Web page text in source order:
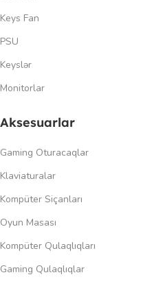
Keys Fan
PSU
Keyslər
Monitorlar
Aksesuarlar
Gaming Oturacaqlar
Klaviaturalar
Kompüter Siçanları
Oyun Masası
Kompüter Qulaqlıqları
Gaming Qulaqlıqlar